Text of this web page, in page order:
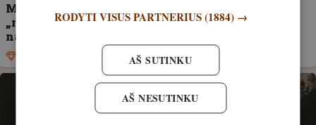
Meška užpuolė ir sunkiai sužalojo žygeivį
„netikėto susitikimo“ metu Jeloustouno
nacionaliniame parke
23. rugsėjis, 2025
RODYTI VISUS PARTNERIUS(1884) →
AŠ SUTINKU
AŠ NESUTINKU